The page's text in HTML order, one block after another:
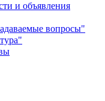
и объявления
вопросы"